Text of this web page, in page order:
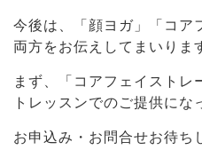
今後は、「顔ヨガ」「コア
両方をお伝えしてまいりま
まず、「コアフェイストレ
トレッスンでのご提供にな
お申込み・お問合せお待ち